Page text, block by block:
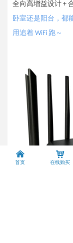
全向高增益设计 +
卧室还是阳台，都
用追着 WiFi 跑～
낀
首页
낙
在线购买